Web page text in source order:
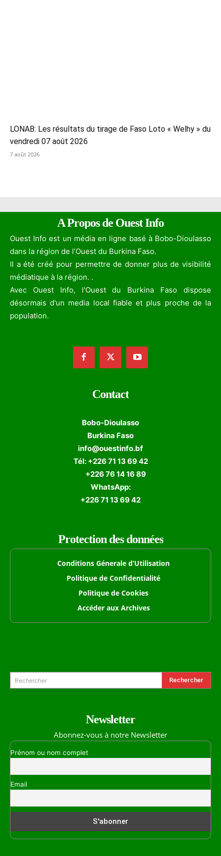
LONAB: Les résultats du tirage de Faso Loto « Welhy » du
vendredi 07 août 2026
7 août 2026
A Propos de Ouest Info
Ouest Info est un média en ligne basé à Bobo-Dioulasso
dans la région de l’Ouest du Burkina Faso.
Il a été créé pour permettre de donner plus de visibilité
médiatique à la région. .
Avec Ouest Info, l'Ouest du Burkina Faso dispose
désormais d'un media local fiable et plus proche de la
population.
Contact
Bobo-Dioulasso
Burkina Faso
info@ouestinfo.bf
Tél: +226 71 13 69 42
+226 76 14 16 89
WhatsApp:
+226 71 13 69 42
Protection des données
Conditions Génerale d’Utilisation
Politique de Confidentialité
Politique de Cookies
Accéder aux Archives
Rechercher Rechercher
Newsletter
Abonnez-vous à notre Newsletter
Prénom ou nom complet
Email